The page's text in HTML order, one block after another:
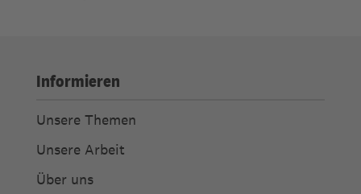
Informieren
Unsere Themen
Unsere Arbeit
Über uns